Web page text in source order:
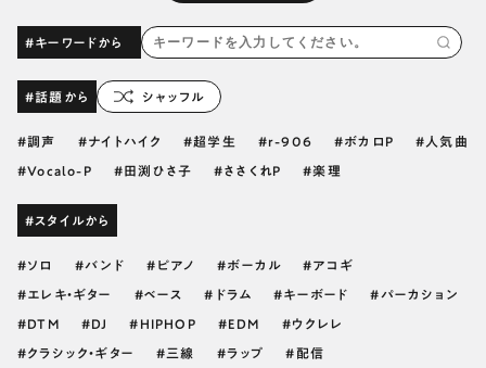
#キーワードから
#話題から シャッフル
調声 ナイトハイク 超学生 r-906 ボカロP 人気曲
Vocalo-P 田渕ひさ子 ささくれP 楽理
#スタイルから
ソロ バンド ピアノ ボーカル アコギ
エレキ・ギター ベース ドラム キーボード パーカション
DTM DJ HIPHOP EDM ウクレレ
クラシック・ギター 三線 ラップ 配信